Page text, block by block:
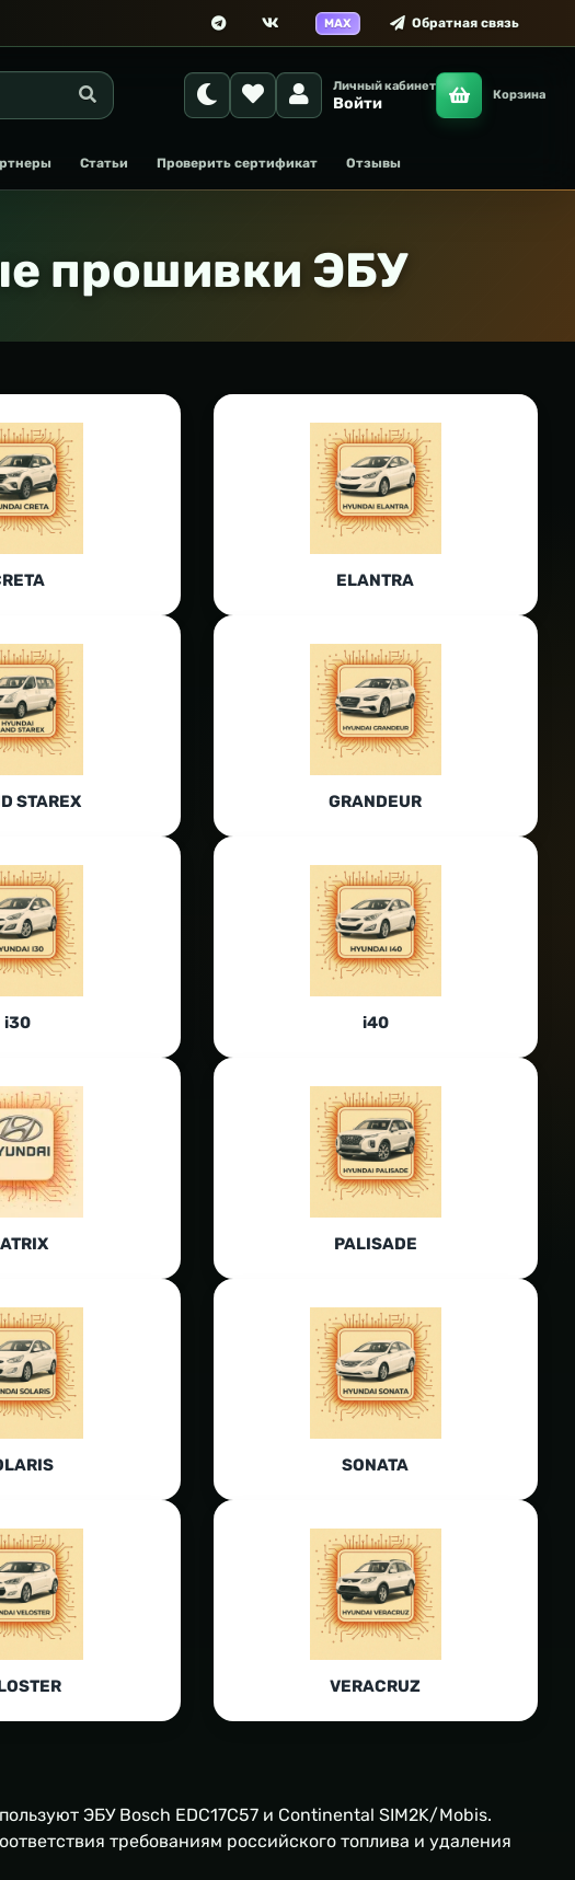
MAX Обратная связь
Личный кабинет
Войти Корзина
Статьи Проверить сертификат Отзывы
прошивки ЭБУ
ELANTRA
STAREX GRANDEUR
i30 i40
PALISADE
SONATA
VERACRUZ
ЭБУ Bosch EDC17C57 и Continental SIM2K/Mobis.
требованиям российского топлива и удаления